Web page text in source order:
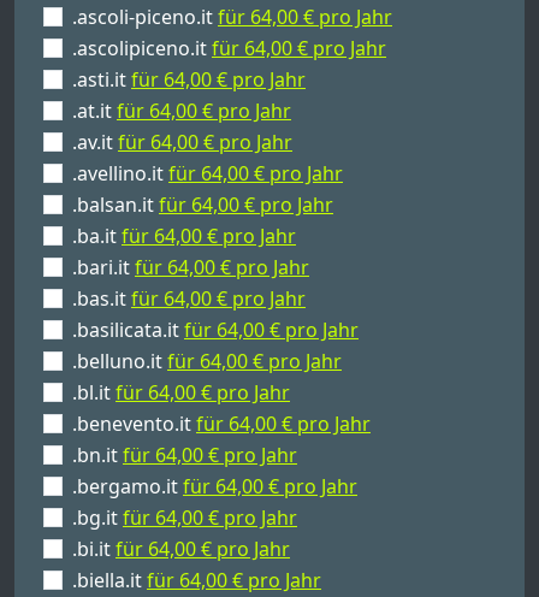
.ascoli-piceno.itfür 64,00 € pro Jahr
.ascolipiceno.itfür 64,00 € pro Jahr
.asti.itfür 64,00 € pro Jahr
.at.itfür 64,00 € pro Jahr
.av.itfür 64,00 € pro Jahr
.avellino.itfür 64,00 € pro Jahr
.balsan.itfür 64,00 € pro Jahr
.ba.itfür 64,00 € pro Jahr
.bari.itfür 64,00 € pro Jahr
.bas.itfür 64,00 € pro Jahr
.basilicata.itfür 64,00 € pro Jahr
.belluno.itfür 64,00 € pro Jahr
.bl.itfür 64,00 € pro Jahr
.benevento.itfür 64,00 € pro Jahr
.bn.itfür 64,00 € pro Jahr
.bergamo.itfür 64,00 € pro Jahr
.bg.itfür 64,00 € pro Jahr
.bi.itfür 64,00 € pro Jahr
.biella.itfür 64,00 € pro Jahr